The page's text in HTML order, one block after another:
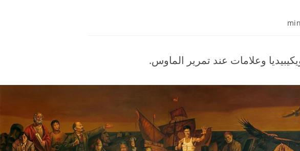
وعلامات عند تمرير الماوس.